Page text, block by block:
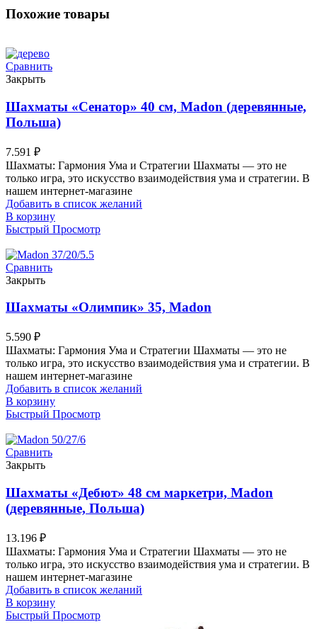
Похожие товары
Сравнить
Закрыть
Шахматы «Сенатор» 40 см, Madon (деревянные,
Польша)
7.591 ₽
Шахматы: Гармония Ума и Стратегии Шахматы — это не
только игра, это искусство взаимодействия ума и стратегии. В
нашем интернет-магазине
Добавить в список желаний
В корзину
Быстрый Просмотр
Сравнить
Закрыть
Шахматы «Олимпик» 35, Madon
5.590 ₽
Шахматы: Гармония Ума и Стратегии Шахматы — это не
только игра, это искусство взаимодействия ума и стратегии. В
нашем интернет-магазине
Добавить в список желаний
В корзину
Быстрый Просмотр
Сравнить
Закрыть
Шахматы «Дебют» 48 см маркетри, Madon
(деревянные, Польша)
13.196 ₽
Шахматы: Гармония Ума и Стратегии Шахматы — это не
только игра, это искусство взаимодействия ума и стратегии. В
нашем интернет-магазине
Добавить в список желаний
В корзину
Быстрый Просмотр